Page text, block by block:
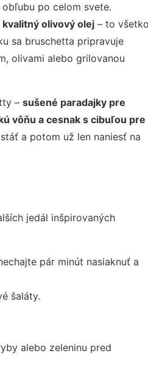
po celom svete.
olivový olej – to všetko
sa bruschetta pripravuje
olivami alebo grilovanou
– sušené paradajky pre
vôňu a cesnak s cibuľou pre
a potom už len naniesť na
jedál inšpirovaných
pár minút nasiaknuť a
šaláty.
alebo zeleninu pred